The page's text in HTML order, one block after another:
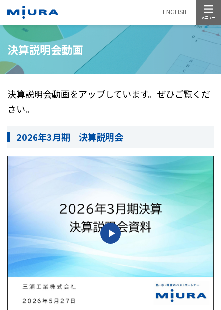
ENGLISH
決算説明会動画
決算説明会動画をアップしています。ぜひご覧くだ
さい。
2026年3月期 決算説明会